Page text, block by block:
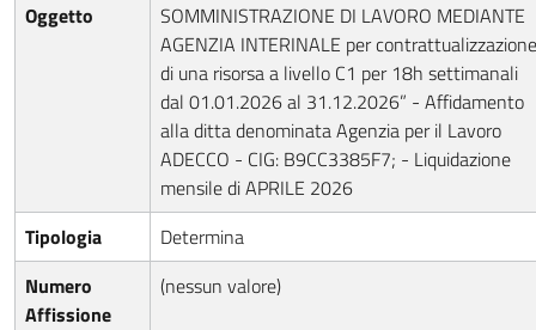
Oggetto
SOMMINISTRAZIONE DI LAVORO MEDIANTE
AGENZIA INTERINALE per contrattualizzazione
di una risorsa a livello C1 per 18h settimanali
dal 01.01.2026 al 31.12.2026” - Affidamento
alla ditta denominata Agenzia per il Lavoro
ADECCO - CIG: B9CC3385F7; - Liquidazione
mensile di APRILE 2026
Tipologia
Determina
Numero
Affissione
(nessun valore)